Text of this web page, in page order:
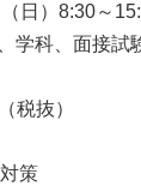
日）8:30～
学科、面接試
税抜）
策